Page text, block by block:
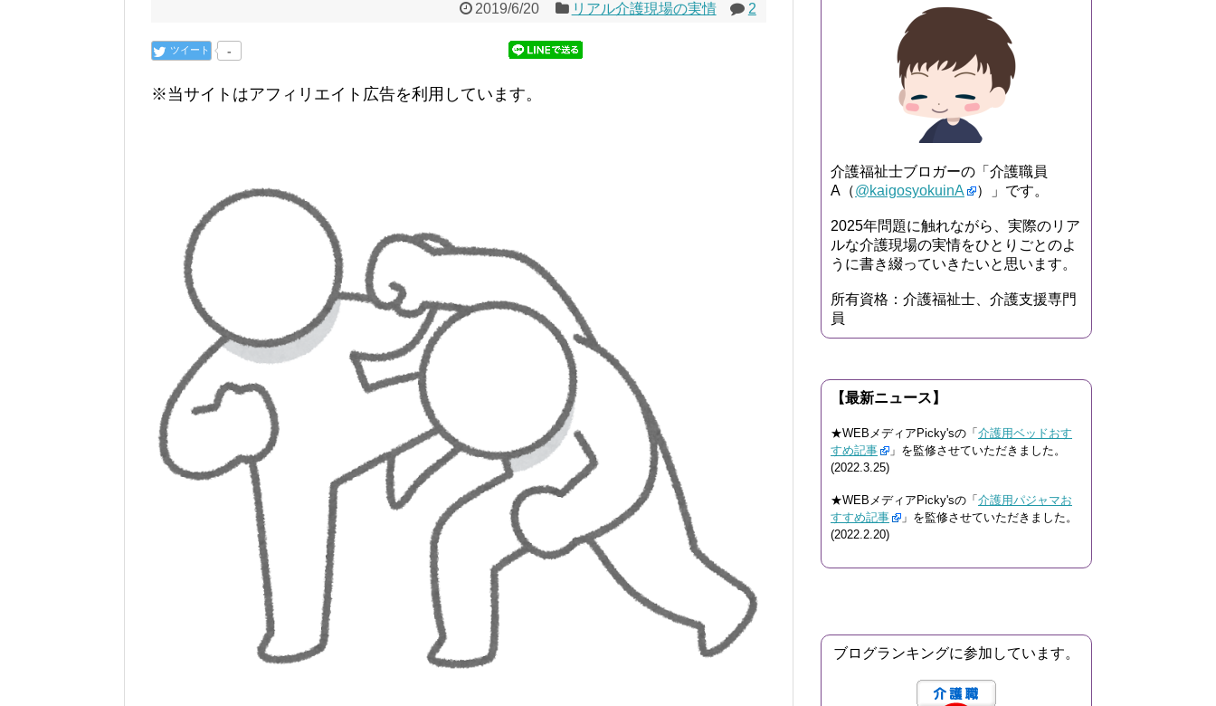
2019/6/20 リアル介護現場の実情 2
-
ツイート
※当サイトはアフィリエイト広告を利用しています。
介護福祉士ブロガーの「介護職員
A（@kaigosyokuinA ）」です。
2025年問題に触れながら、実際のリア
ルな介護現場の実情をひとりごとのよ
うに書き綴っていきたいと思います。
所有資格：介護福祉士、介護支援専門
員
【最新ニュース】
★WEBメディアPicky'sの「 介護用ベッドおす
すめ記事
」を監修させていただきました。
(2022.3.25)
★WEBメディアPicky'sの「 介護用パジャマお
すすめ記事
」を監修させていただきました。
(2022.2.20)
ブログランキングに参加しています。